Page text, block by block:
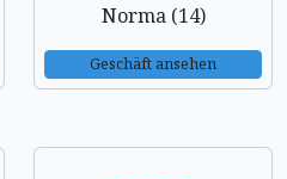
Norma (14)
Geschäft ansehen